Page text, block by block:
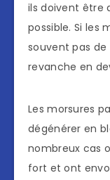
ils doivent être
possible. Si les
souvent pas
revanche en
Les morsures
dégénérer en
nombreux cas
fort et ont